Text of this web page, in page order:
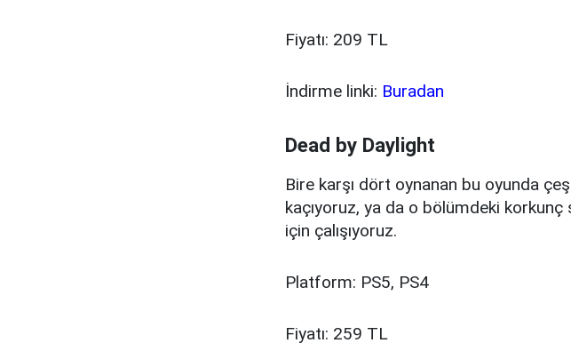
Fiyatı: 209 TL
İndirme linki: Buradan
Dead by Daylight
Bire karşı dört oynanan bu oyunda
kaçıyoruz, ya da o bölümdeki
için çalışıyoruz.
Platform: PS5, PS4
Fiyatı: 259 TL